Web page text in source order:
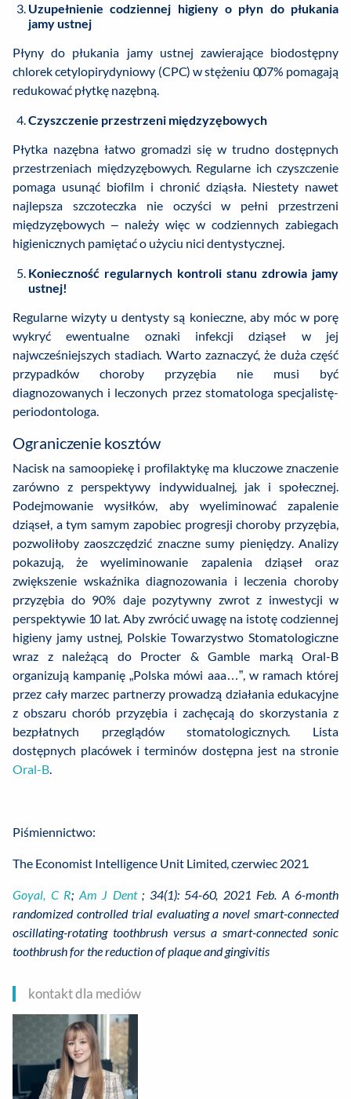
Uzupełnienie codziennej higieny o płyn do płukania
jamy ustnej
Płyny do płukania jamy ustnej zawierające biodostępny
chlorek cetylopirydyniowy (CPC) w stężeniu 0,07% pomagają
redukować płytkę nazębną.
Czyszczenie przestrzeni międzyzębowych
Płytka nazębna łatwo gromadzi się w trudno dostępnych
przestrzeniach międzyzębowych. Regularne ich czyszczenie
pomaga usunąć biofilm i chronić dziąsła. Niestety nawet
najlepsza szczoteczka nie oczyści w pełni przestrzeni
międzyzębowych – należy więc w codziennych zabiegach
higienicznych pamiętać o użyciu nici dentystycznej.
Konieczność regularnych kontroli stanu zdrowia jamy
ustnej!
Regularne wizyty u dentysty są konieczne, aby móc w porę
wykryć ewentualne oznaki infekcji dziąseł w jej
najwcześniejszych stadiach. Warto zaznaczyć, że duża część
przypadków choroby przyzębia nie musi być
diagnozowanych i leczonych przez stomatologa specjalistę-
periodontologa.
Ograniczenie kosztów
Nacisk na samoopiekę i profilaktykę ma kluczowe znaczenie
zarówno z perspektywy indywidualnej, jak i społecznej.
Podejmowanie wysiłków, aby wyeliminować zapalenie
dziąseł, a tym samym zapobiec progresji choroby przyzębia,
pozwoliłoby zaoszczędzić znaczne sumy pieniędzy. Analizy
pokazują, że wyeliminowanie zapalenia dziąseł oraz
zwiększenie wskaźnika diagnozowania i leczenia choroby
przyzębia do 90% daje pozytywny zwrot z inwestycji w
perspektywie 10 lat. Aby zwrócić uwagę na istotę codziennej
higieny jamy ustnej, Polskie Towarzystwo Stomatologiczne
wraz z należącą do Procter & Gamble marką Oral-B
organizują kampanię „Polska mówi aaa…”, w ramach której
przez cały marzec partnerzy prowadzą działania edukacyjne
z obszaru chorób przyzębia i zachęcają do skorzystania z
bezpłatnych przeglądów stomatologicznych. Lista
dostępnych placówek i terminów dostępna jest na stronie
Oral-B.
Piśmiennictwo:
The Economist Intelligence Unit Limited, czerwiec 2021.
Goyal, C R; Am J Dent ; 34(1): 54-60, 2021 Feb. A 6-month
randomized controlled trial evaluating a novel smart-connected
oscillating-rotating toothbrush versus a smart-connected sonic
toothbrush for the reduction of plaque and gingivitis
kontakt dla mediów